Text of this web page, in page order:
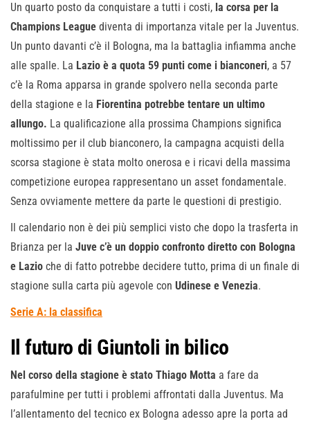
Un quarto posto da conquistare a tutti i costi, la corsa per la
Champions League diventa di importanza vitale per la Juventus.
Un punto davanti c’è il Bologna, ma la battaglia infiamma anche
alle spalle. La Lazio è a quota 59 punti come i bianconeri, a 57
c’è la Roma apparsa in grande spolvero nella seconda parte
della stagione e la Fiorentina potrebbe tentare un ultimo
allungo. La qualificazione alla prossima Champions significa
moltissimo per il club bianconero, la campagna acquisti della
scorsa stagione è stata molto onerosa e i ricavi della massima
competizione europea rappresentano un asset fondamentale.
Senza ovviamente mettere da parte le questioni di prestigio.
Il calendario non è dei più semplici visto che dopo la trasferta in
Brianza per la Juve c’è un doppio confronto diretto con Bologna
e Lazio che di fatto potrebbe decidere tutto, prima di un finale di
stagione sulla carta più agevole con Udinese e Venezia.
Serie A: la classifica
Il futuro di Giuntoli in bilico
Nel corso della stagione è stato Thiago Motta a fare da
parafulmine per tutti i problemi affrontati dalla Juventus. Ma
l’allentamento del tecnico ex Bologna adesso apre la porta ad